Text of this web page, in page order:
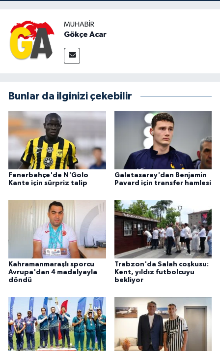
MUHABIR
Gökçe Acar
Bunlar da ilginizi çekebilir
Fenerbahçe'de N'Golo
Kante için sürpriz talip
Galatasaray'dan Benjamin
Pavard için transfer hamlesi
Kahramanmaraşlı sporcu
Avrupa'dan 4 madalyayla
döndü
Trabzon'da Salah coşkusu:
Kent, yıldız futbolcuyu
bekliyor